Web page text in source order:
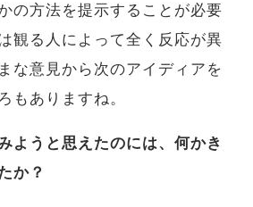
の方法を提示することが必要
観る人によって全く反応が異
な意見から次のアイディアを
もありますね。
ようと思えたのには、何かき
か？